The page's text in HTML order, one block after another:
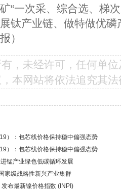
“一次采、综合选、梯
钛产业链、做特做优
）
，未经许可，任何单
本网站将依法追究其
）：包芯线价格保持稳中偏强态势
）：包芯线价格保持稳中偏强态势
进锰产业绿色低碳循环发展
家级战略性新兴产业集群
布最新镍价格指数 (INPI)